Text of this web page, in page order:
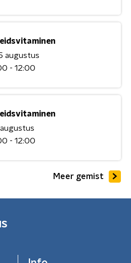
augustus
- 12:00
- 12:00
Meer gemist